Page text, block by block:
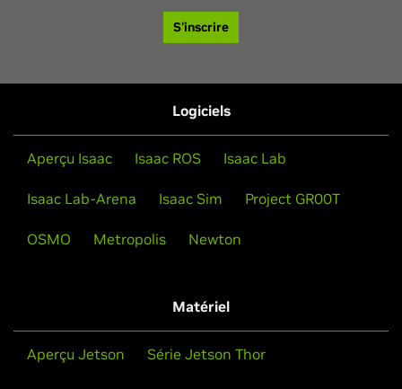
S'inscrire
Logiciels
Aperçu Isaac Isaac ROS Isaac Lab
Isaac Lab-Arena Isaac Sim Project GR00T
OSMO Metropolis Newton
Matériel
Aperçu Jetson Série Jetson Thor